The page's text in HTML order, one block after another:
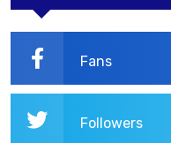
Fans
Followers